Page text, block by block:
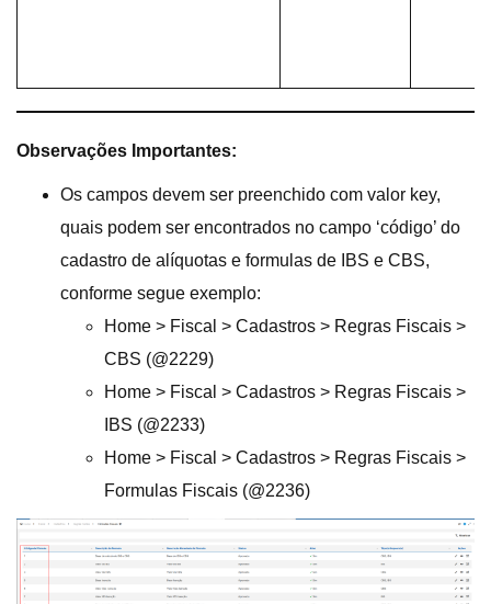
Observações Importantes:
Os campos devem ser preenchido com valor key,
quais podem ser encontrados no campo ‘código’ do
cadastro de alíquotas e formulas de IBS e CBS,
conforme segue exemplo:
Home > Fiscal > Cadastros > Regras Fiscais >
CBS (@2229)
Home > Fiscal > Cadastros > Regras Fiscais >
IBS (@2233)
Home > Fiscal > Cadastros > Regras Fiscais >
Formulas Fiscais (@2236)